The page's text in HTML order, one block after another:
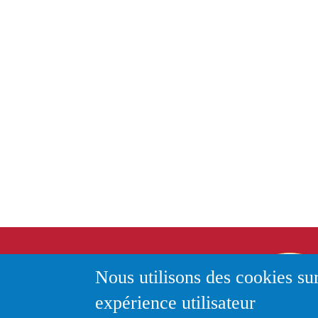
coordonnées
Nous utilisons des cookies
expérience utilisateur